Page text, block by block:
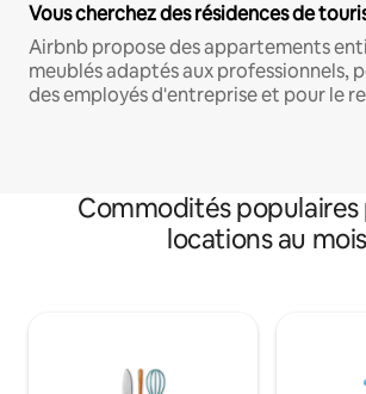
Vous cherchez des résidences de
Airbnb propose des appartements
meublés adaptés aux professionnels,
des employés d'entreprise et pour le
Commodités populaires
locations au mois